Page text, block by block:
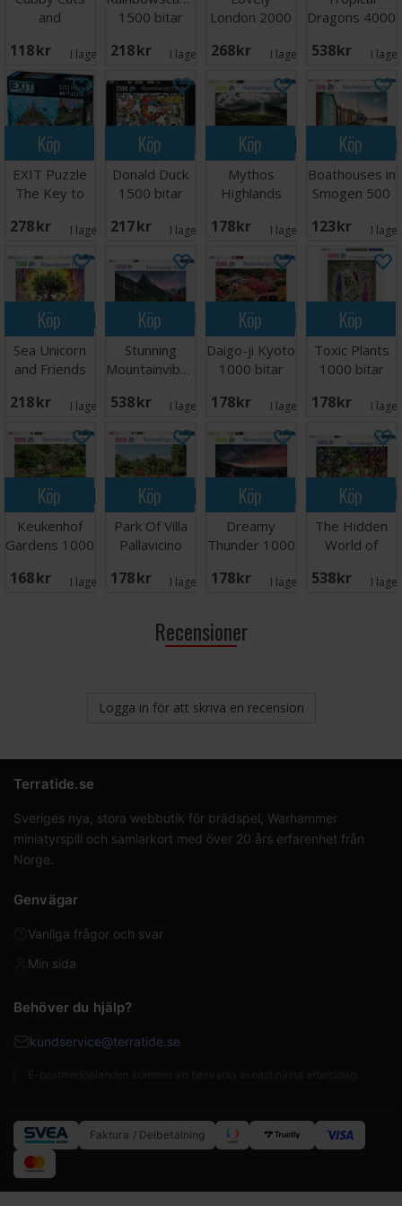
and
500 bitar
118 SEK I lager: 2
1500 bitar
218 SEK I lager: 1
London 2000
268 SEK I lager: 2
Dragons 4000
538 SEK I
Köp
EXIT Puzzle
The Key to
278 SEK I lager: 1
Köp
Donald Duck
1500 bitar
217 SEK I lager:
Köp
Mythos
Highlands
Pussel
178 SEK I lager:
Köp
Boathouses in
Smogen 500
123 SEK I
Köp
Sea Unicorn
and Friends
218 SEK I lager: 1
Köp
Stunning
Mountainvibes
538 SEK I lager:
Köp
Daigo-ji Kyoto
1000 bitar
178 SEK I lager:
Köp
Toxic Plants
1000 bitar
178 SEK I
Köp
Keukenhof
Gardens 1000
168 SEK I lager:
Köp
Park Of Villa
Pallavicino
178 SEK I lager:
Köp
Dreamy
Thunder 1000
178 SEK I lager: 2
Köp
The Hidden
World of
bitar
538 SEK I
Recensioner
Logga in för att skriva en recension
Terratide.se
Sveriges nya, stora webbutik för brädspel, Warhammer
miniatyrspill och samlarkort med över 20 års erfarenhet från
Norge.
Genvägar
Vanliga frågor och svar
Min sida
Behöver du hjälp?
kundservice@terratide.se
Faktura / Delbetalning